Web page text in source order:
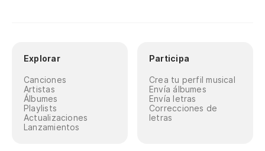
Explorar
Canciones
Artistas
Álbumes
Playlists
Actualizaciones
Lanzamientos
Participa
Crea tu perfil musical
Envía álbumes
Envía letras
Correcciones de
letras